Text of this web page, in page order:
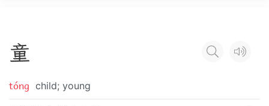
童
tóng child; young